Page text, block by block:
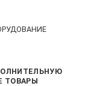
ТОВАРЫ